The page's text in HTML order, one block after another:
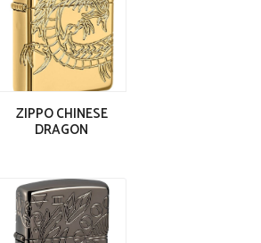
ZIPPO CHINESE
DRAGON